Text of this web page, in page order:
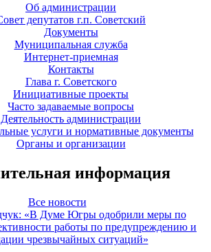
Об администрации
депутатов г.п. Советский
Документы
Муниципальная служба
Интернет-приемная
Контакты
Глава г. Советского
Инициативные проекты
Часто задаваемые вопросы
Деятельность администрации
услуги и нормативные документы
Органы и организации
информация
Все новости